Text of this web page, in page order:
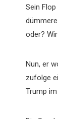
Sein
oder?
Nun, er
zufolge
Trump